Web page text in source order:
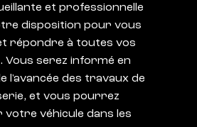
et professionnelle
disposition pour vous
répondre à toutes vos
Vous serez informé en
l'avancée des travaux de
et vous pourrez
véhicule dans les